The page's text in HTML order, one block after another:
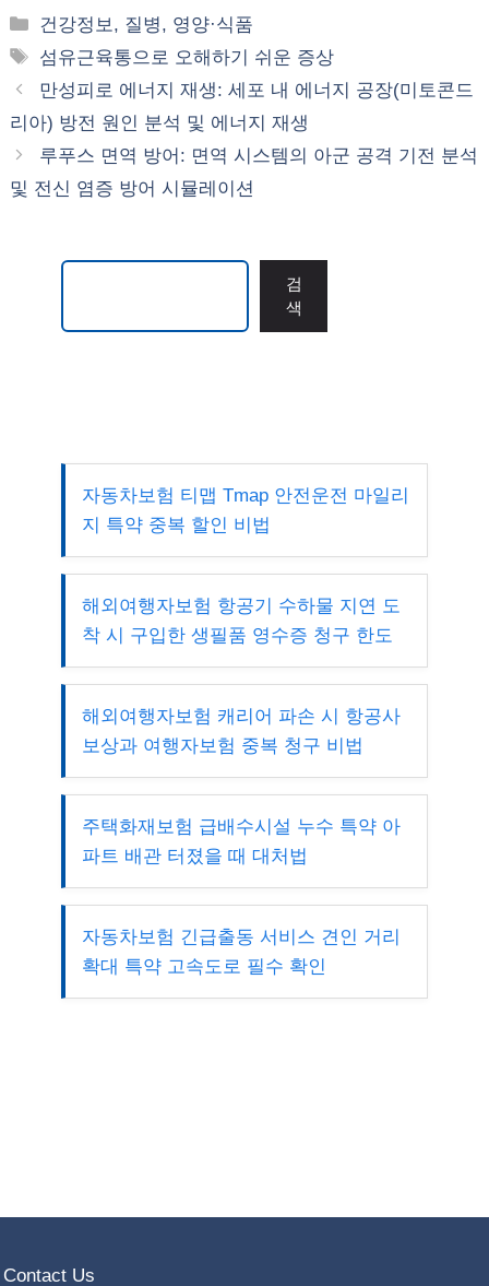
카
테
리
건강정보, 질병, 영양·식품
태
그
섬유근육통으로 오해하기 쉬운 증상
만성피로 에너지 재생: 세포 내 에너지 공장(미토콘드
리아) 방전 원인 분석 및 에너지 재생
루푸스 면역 방어: 면역 시스템의 아군 공격 기전 분석
및 전신 염증 방어 시뮬레이션
검
색
자동차보험 티맵 Tmap 안전운전 마일리
지 특약 중복 할인 비법
해외여행자보험 항공기 수하물 지연 도
착 시 구입한 생필품 영수증 청구 한도
해외여행자보험 캐리어 파손 시 항공사
보상과 여행자보험 중복 청구 비법
주택화재보험 급배수시설 누수 특약 아
파트 배관 터졌을 때 대처법
자동차보험 긴급출동 서비스 견인 거리
확대 특약 고속도로 필수 확인
Contact Us